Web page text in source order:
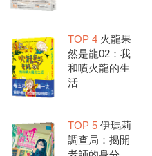
TOP 4火龍果
然是龍02：我
和噴火龍的生
活
TOP 5伊瑪莉
調查局：揭開